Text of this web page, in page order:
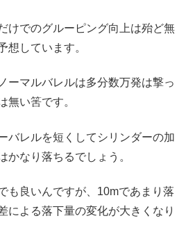
けでのグルーピング向上は殆ど無
想しています。
ーマルバレルは多分数万発は撃っ
無い筈です。
バレルを短くしてシリンダーの加
かなり落ちるでしょう。
も良いんですが、10mであまり落
による落下量の変化が大きくなり